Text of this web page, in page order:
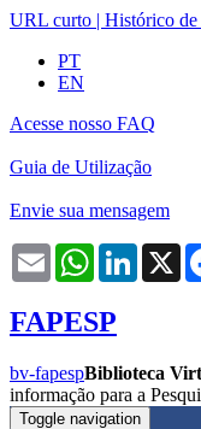
URL curto | Histórico de
PT
EN
Acesse nosso FAQ
Guia de Utilização
Envie sua mensagem
Email WhatsApp X
FAPESP
bv-fapespBiblioteca
informação para a
Toggle navigation